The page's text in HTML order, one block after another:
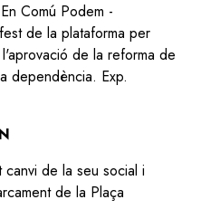
Comú Podem -
de la plataforma per
de la reforma de
dependència. Exp.
de la seu social i
de la Plaça